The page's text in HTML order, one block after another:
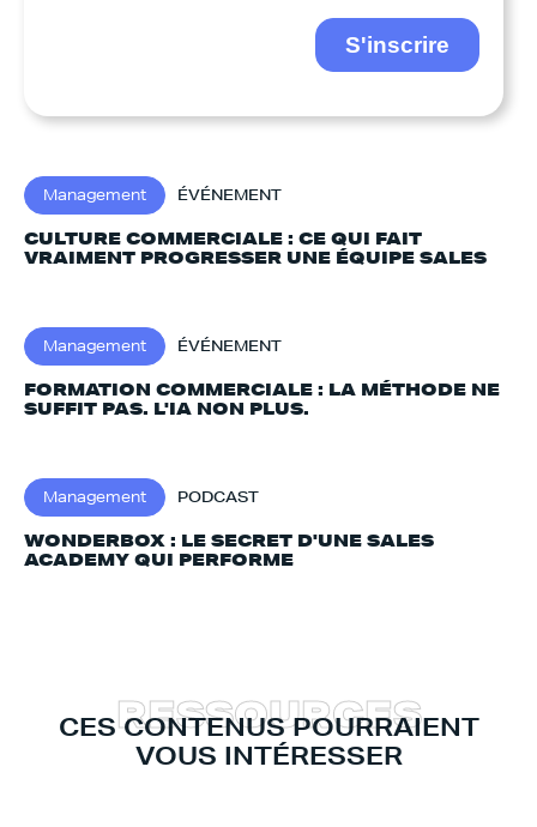
Management ÉVÉNEMENT
CULTURE COMMERCIALE : CE QUI FAIT
VRAIMENT PROGRESSER UNE ÉQUIPE SALES
Management ÉVÉNEMENT
FORMATION COMMERCIALE : LA MÉTHODE NE
SUFFIT PAS. L'IA NON PLUS.‍
Management PODCAST
WONDERBOX : LE SECRET D'UNE SALES
ACADEMY QUI PERFORME
CES CONTENUS POURRAIENT
VOUS INTÉRESSER
RESSOURCES